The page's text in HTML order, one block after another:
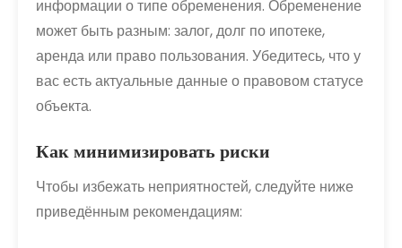
информации о типе обременения. Обременение
может быть разным: залог, долг по ипотеке,
аренда или право пользования. Убедитесь, что у
вас есть актуальные данные о правовом статусе
объекта.
Как минимизировать риски
Чтобы избежать неприятностей, следуйте ниже
приведённым рекомендациям: